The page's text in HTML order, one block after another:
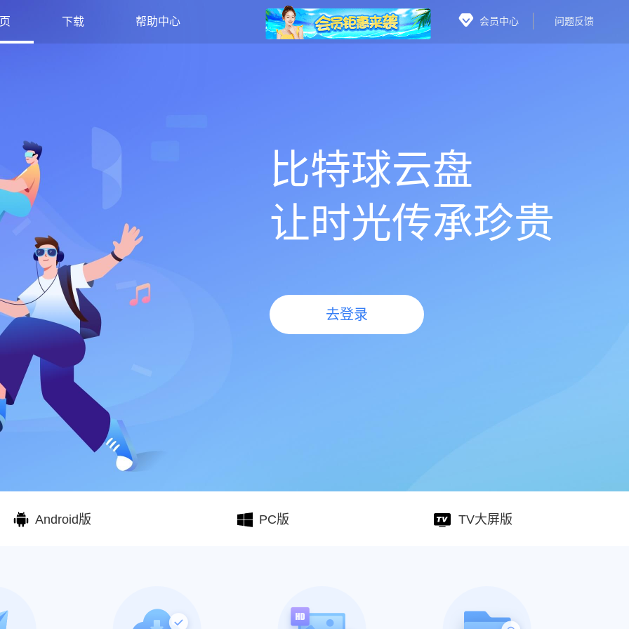
下载 帮助中心 问题反馈
会员中心
比特球云盘
让时光传承珍贵
去登录
Android版 PC版 TV大屏版